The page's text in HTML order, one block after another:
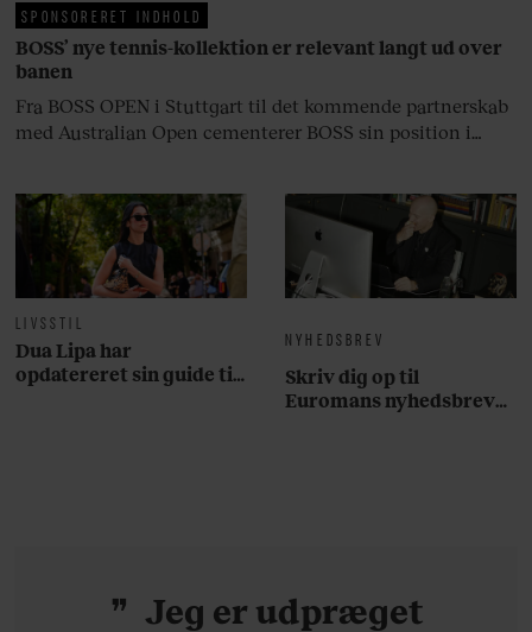
LIVSSTIL
Dua Lipa har
opdatereret sin guide til
NYHEDSBREV
Skriv dig op til
Euromans nyhedsbrev
SPONSORERET INDHOLD
BOSS’ nye tennis-kollektion er relevant langt ud over
banen
Fra BOSS OPEN i Stuttgart til det kommende partnerskab
med Australian Open cementerer BOSS sin position i
Jeg er udpræget